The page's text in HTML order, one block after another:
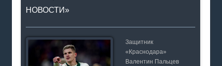
НОВОСТИ»
Защитник
«Краснодара»
Валентин Пальцев